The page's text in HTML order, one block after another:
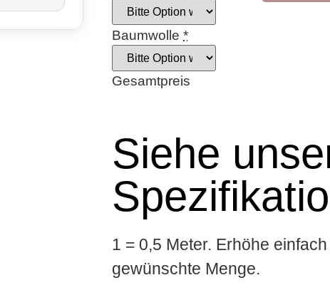
Baumwolle *
Gesamtpreis
Siehe
1 = 0,5 Meter. Erhöhe
gewünschte Menge.